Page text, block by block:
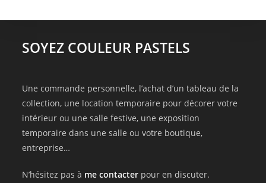
SOYEZ COULEUR PASTELS
Une commande personnelle, l’achat d’un tableau de la
collection, une location temporaire pour décorer votre
intérieur ou une salle festive, une exposition
temporaire dans une salle ou votre boutique,
entreprise…
N’hésitez pas à me contacter pour en discuter.